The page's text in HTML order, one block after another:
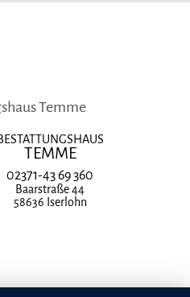
Temme
TEMME
02371-43 69 360
Baarstraße 44
58636 Iserlohn